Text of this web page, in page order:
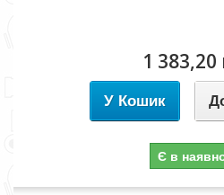
1 383,20
У Кошик
Є в